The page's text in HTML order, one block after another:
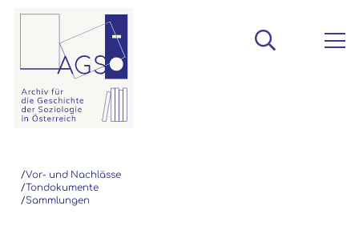
/Vor- und Nachlässe
/Tondokumente
/Sammlungen